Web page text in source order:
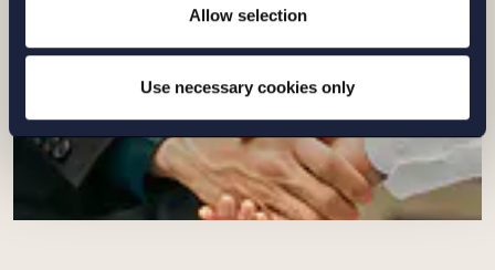
Allow selection
Use necessary cookies only